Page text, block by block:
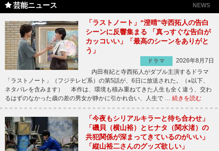
芸能ニュース NEWS
「ラストノート」“澄晴”寺西拓人の告白
シーンに反響集まる 「真っすぐな告白が
カッコいい」「最高のシーンをありがと
う」
ドラマ
2026年8月7日
内田有紀と寺西拓人がダブル主演するドラマ
「ラストノート」（フジテレビ系）の第5話が、6日に放送された。（※以下、
ネタバレを含みます） 本作は、環境も積み重ねてきた人生も全く違う、交わ
るはずのなかった歳の差の男女が静かに引かれ合い、人生で … 続きを読む
「今夜もシリアルキラーと待ち合わせ」
「磯貝（横山裕）とヒナタ（関水渚）の
共犯関係が深まってきているのがいい」
「縦山裕二さんのグッズ欲しい」